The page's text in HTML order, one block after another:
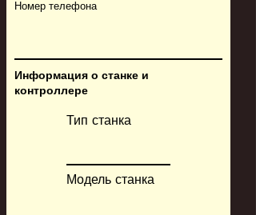
Номер телефона
Информация о станке и
контроллере
Тип станка
Модель станка